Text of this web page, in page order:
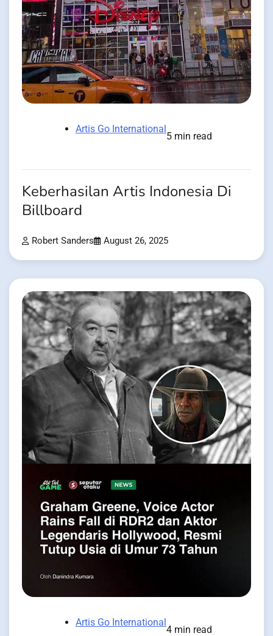
Artis Go International
5 min read
Keberhasilan Artis Indonesia Di
Billboard
Robert Sanders August 26, 2025
Artis Go International
4 min read